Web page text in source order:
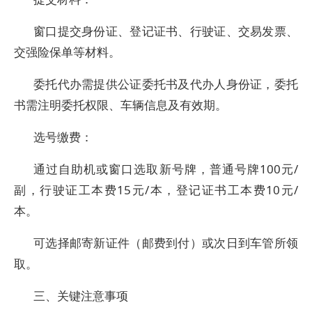
窗口提交身份证、登记证书、行驶证、交易发票、
交强险保单等材料。
委托代办需提供公证委托书及代办人身份证，委托
书需注明委托权限、车辆信息及有效期。
选号缴费：
通过自助机或窗口选取新号牌，普通号牌100元/
副，行驶证工本费15元/本，登记证书工本费10元/
本。
可选择邮寄新证件（邮费到付）或次日到车管所领
取。
三、关键注意事项